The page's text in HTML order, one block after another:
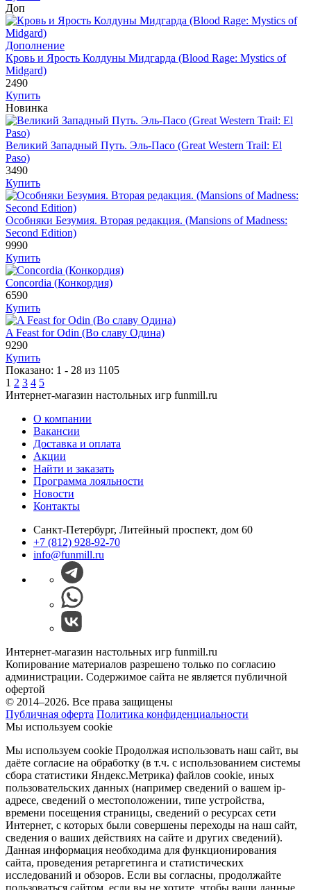
Доп
Дополнение
Кровь и Ярость Колдуны Мидгарда (Blood Rage: Mystics of
Midgard)
2490
Купить
Новинка
Великий Западный Путь. Эль-Пасо (Great Western Trail: El
Paso)
3490
Купить
Особняки Безумия. Вторая редакция. (Mansions of Madness:
Second Edition)
9990
Купить
Concordia (Конкордия)
6590
Купить
A Feast for Odin (Во славу Одина)
9290
Купить
Показано: 1 - 28 из 1105
1 2 3 4 5
Интернет-магазин настольных игр funmill.ru
О компании
Вакансии
Доставка и оплата
Акции
Найти и заказать
Программа лояльности
Новости
Контакты
Санкт-Петербург, Литейный проспект, дом 60
+7 (812) 928-92-70
info@funmill.ru
Интернет-магазин настольных игр funmill.ru
Копирование материалов разрешено только по согласию
администрации. Содержимое сайта не является публичной
офертой
© 2014–2026. Все права защищены
Публичная оферта Политика конфиденциальности
Мы используем cookie
Мы используем cookie Продолжая использовать наш cайт, вы
даёте согласие на обработку (в т.ч. с использованием системы
сбора статистики Яндекс.Метрика) файлов cookie, иных
пользовательских данных (например сведений о вашем ip-
адресе, сведений о местоположении, типе устройства,
времени посещения страницы, сведений о ресурсах сети
Интернет, с которых были совершены переходы на наш сайт,
сведения о ваших действиях на сайте и других сведений).
Данная информация необходима для функционирования
сайта, проведения ретаргетинга и статистических
исследований и обзоров. Если вы согласны, продолжайте
пользоваться сайтом, если вы не хотите, чтобы ваши данные